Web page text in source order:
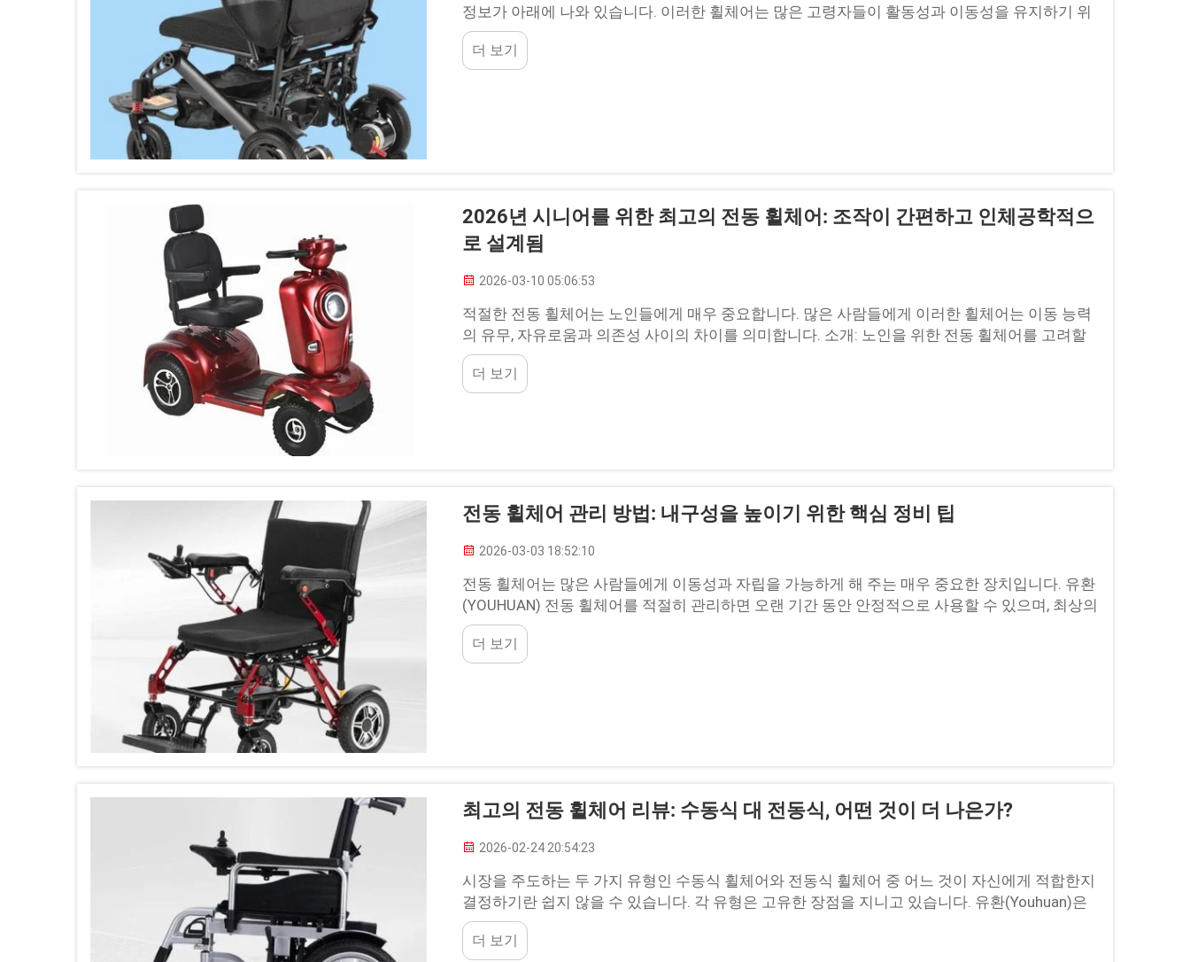
정보가 아래에 나와 있습니다. 이러한 휠체어는 많은 고령자들이 활동성과 이동성을 유지하기 위
해 필수적인 장치이므로, 적절한 기능...
더 보기
2026년 시니어를 위한 최고의 전동 휠체어: 조작이 간편하고 인체공학적으
로 설계됨
2026-03-10 05:06:53
적절한 전동 휠체어는 노인들에게 매우 중요합니다. 많은 사람들에게 이러한 휠체어는 이동 능력
의 유무, 자유로움과 의존성 사이의 차이를 의미합니다. 소개: 노인을 위한 전동 휠체어를 고려할
때, 몇 가지 핵심 사항이 있습니다...
더 보기
전동 휠체어 관리 방법: 내구성을 높이기 위한 핵심 정비 팁
2026-03-03 18:52:10
전동 휠체어는 많은 사람들에게 이동성과 자립을 가능하게 해 주는 매우 중요한 장치입니다. 유환
(YOUHUAN) 전동 휠체어를 적절히 관리하면 오랜 기간 동안 안정적으로 사용할 수 있으며, 최상의
성능을 유지할 수 있습니다. 다른 모든 제품과 마찬가지로, 정기적인 관리를 통해...
더 보기
최고의 전동 휠체어 리뷰: 수동식 대 전동식, 어떤 것이 더 나은가?
2026-02-24 20:54:23
시장을 주도하는 두 가지 유형인 수동식 휠체어와 전동식 휠체어 중 어느 것이 자신에게 적합한지
결정하기란 쉽지 않을 수 있습니다. 각 유형은 고유한 장점을 지니고 있습니다. 유환(Youhuan)은
귀하의 필요에 가장 잘 부합하는 제품을 선택하실 수 있도록 최선을 다해 지원하고자 합니다...
더 보기